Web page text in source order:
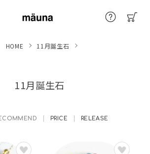
HOME 11月誕生石
11月誕生石
PRICE RELEASE